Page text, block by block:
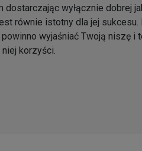
dostarczając wyłącznie dobrej
równie istotny dla jej
wyjaśniać Twoją niszę i
korzyści.